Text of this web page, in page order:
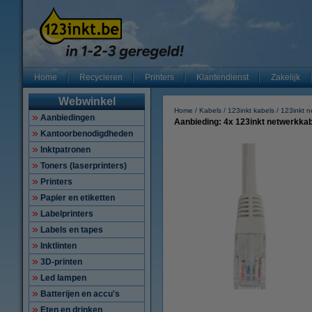
Home Recycleren Printers Klantendienst Zakelijk
Webwinkel
Aanbiedingen
Kantoorbenodigdheden
Inktpatronen
Toners (laserprinters)
Printers
Papier en etiketten
Labelprinters
Labels en tapes
Inktlinten
3D-printen
Led lampen
Batterijen en accu's
Eten en drinken
Home Kabels 123inkt kabels 123inkt
Aanbieding: 4x 123inkt